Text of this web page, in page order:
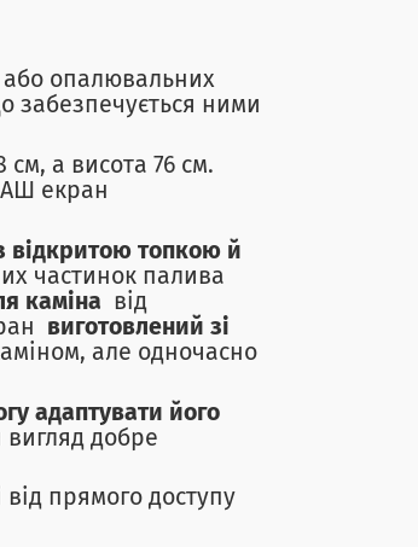
або опалювальних
забезпечується ними
см, а висота 76 см.
екран
відкритою топкою й
частинок палива
каміна від
виготовлений зі
але одночасно
адаптувати його
добре
прямого доступу